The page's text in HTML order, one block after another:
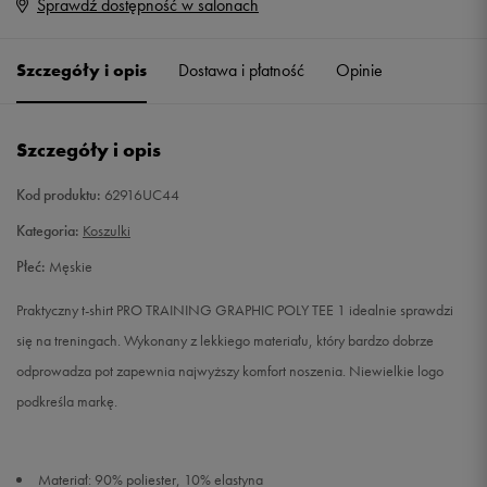
S Powiadom o dostępności
M Powiadom o dostępności
XXL Powiadom o dostępności
Sprawdź dostępność w salonach
Szczegóły i opis Dostawa i płatność Opinie
Szczegóły i opis
Kod produktu: 62916UC44
Kategoria: Koszulki
Płeć: Męskie
Praktyczny t-shirt PRO TRAINING GRAPHIC POLY TEE 1 idealnie sprawdzi
się na treningach. Wykonany z lekkiego materiału, który bardzo dobrze
odprowadza pot zapewnia najwyższy komfort noszenia. Niewielkie logo
podkreśla markę.
Materiał: 90% poliester, 10% elastyna